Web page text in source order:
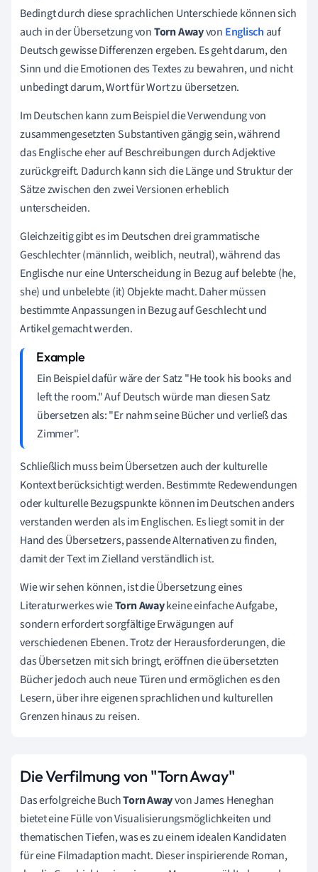
Bedingt durch diese sprachlichen Unterschiede können sich
auch in der Übersetzung vonTorn Awayvon Englisch auf
Deutsch gewisse Differenzen ergeben. Es geht darum, den
Sinn und die Emotionen des Textes zu bewahren, und nicht
unbedingt darum, Wort für Wort zu übersetzen.
Im Deutschen kann zum Beispiel die Verwendung von
zusammengesetzten Substantiven gängig sein, während
das Englische eher auf Beschreibungen durch Adjektive
zurückgreift. Dadurch kann sich die Länge und Struktur der
Sätze zwischen den zwei Versionen erheblich
unterscheiden.
Gleichzeitig gibt es im Deutschen drei grammatische
Geschlechter (männlich, weiblich, neutral), während das
Englische nur eine Unterscheidung in Bezug auf belebte (he,
she) und unbelebte (it) Objekte macht. Daher müssen
bestimmte Anpassungen in Bezug auf Geschlecht und
Artikel gemacht werden.
Ein Beispiel dafür wäre der Satz "He took his books and
left the room." Auf Deutsch würde man diesen Satz
übersetzen als: "Er nahm seine Bücher und verließ das
Zimmer".
Schließlich muss beim Übersetzen auch der kulturelle
Kontext berücksichtigt werden. Bestimmte Redewendungen
oder kulturelle Bezugspunkte können im Deutschen anders
verstanden werden als im Englischen. Es liegt somit in der
Hand des Übersetzers, passende Alternativen zu finden,
damit der Text im Zielland verständlich ist.
Wie wir sehen können, ist die Übersetzung eines
Literaturwerkes wieTorn Awaykeine einfache Aufgabe,
sondern erfordert sorgfältige Erwägungen auf
verschiedenen Ebenen. Trotz der Herausforderungen, die
das Übersetzen mit sich bringt, eröffnen die übersetzten
Bücher jedoch auch neue Türen und ermöglichen es den
Lesern, über ihre eigenen sprachlichen und kulturellen
Grenzen hinaus zu reisen.
Die Verfilmung von "Torn Away"
Das erfolgreiche BuchTorn Awayvon James Heneghan
bietet eine Fülle von Visualisierungsmöglichkeiten und
thematischen Tiefen, was es zu einem idealen Kandidaten
für eine Filmadaption macht. Dieser inspirierende Roman,